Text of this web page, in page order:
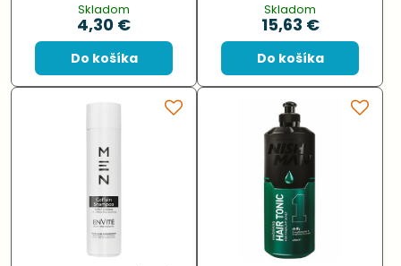
Skladom
4,30 €
Do košíka
Skladom
15,63 €
Do košíka